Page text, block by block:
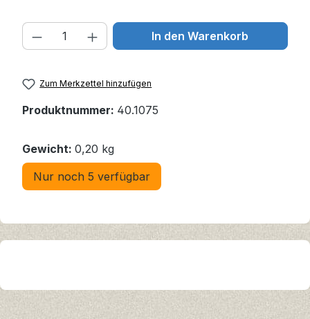
Produkt Anzahl: Gib den
In den Warenkorb
Zum Merkzettel hinzufügen
Produktnummer: 40.1075
Gewicht: 0,20 kg
Nur noch 5 verfügbar